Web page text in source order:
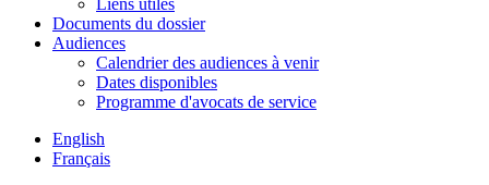
Liens utiles
Documents du dossier
Audiences
Calendrier des audiences à venir
Dates disponibles
Programme d'avocats de service
English
Français